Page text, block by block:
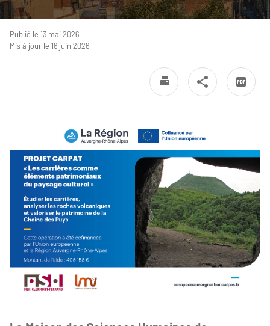
Publié le 13 mai 2026
Mis à jour le 16 juin 2026